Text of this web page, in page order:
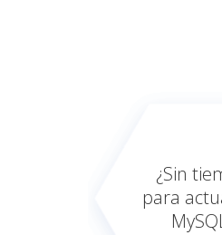
¿Sin
para